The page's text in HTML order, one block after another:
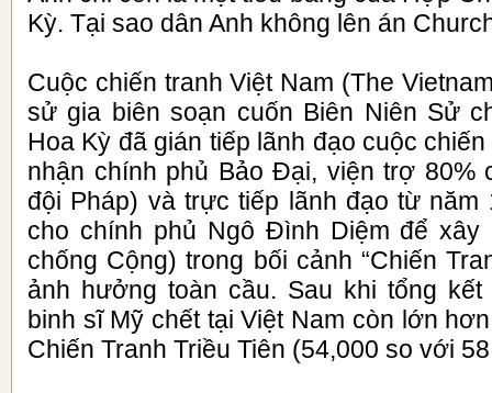
Kỳ. Tại sao dân Anh không lên án
Cuộc chiến tranh Việt Nam (The
sử gia biên soạn cuốn Biên Niên Sử
Hoa Kỳ đã gián tiếp lãnh đạo cuộc
nhận chính phủ Bảo Đại, viện trợ 80%
đội Pháp) và trực tiếp lãnh đạo từ năm
cho chính phủ Ngô Đình Diệm để xây
chống Cộng) trong bối cảnh “Chiến
ảnh hưởng toàn cầu. Sau khi tổng
binh sĩ Mỹ chết tại Việt Nam còn lớn
Chiến Tranh Triều Tiên (54,000 so với